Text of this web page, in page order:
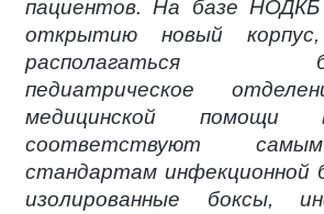
пациентов. На базе
открытию новый
располагаться
педиатрическое
медицинской
соответствуют
стандартам инфекционной
изолированные боксы,